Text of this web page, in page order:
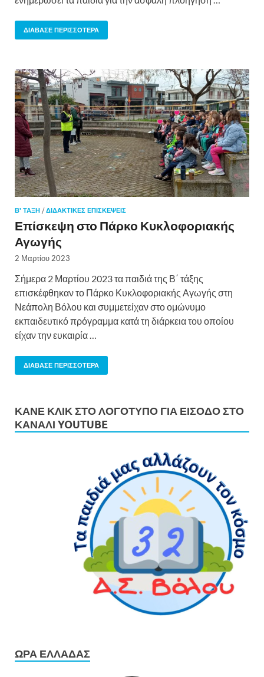
ΔΙΆΒΑΣΕ ΠΕΡΙΣΣΌΤΕΡΑ
Β' ΤΑΞΗ /ΔΙΔΑΚΤΙΚΈΣ ΕΠΙΣΚΈΨΕΙΣ
Επίσκεψη στο Πάρκο Κυκλοφοριακής
Αγωγής
2 Μαρτίου 2023
Σήμερα 2 Μαρτίου 2023 τα παιδιά της Β΄ τάξης
επισκέφθηκαν το Πάρκο Κυκλοφοριακής Αγωγής στη
Νεάπολη Βόλου και συμμετείχαν στο ομώνυμο
εκπαιδευτικό πρόγραμμα κατά τη διάρκεια του οποίου
είχαν την ευκαιρία …
ΔΙΆΒΑΣΕ ΠΕΡΙΣΣΌΤΕΡΑ
ΚΆΝΕ ΚΛΙΚ ΣΤΟ ΛΟΓΌΤΥΠΟ ΓΙΑ ΕΊΣΟΔΟ ΣΤΟ
ΚΑΝΆΛΙ YOUTUBE
ΏΡΑ ΕΛΛΆΔΑΣ